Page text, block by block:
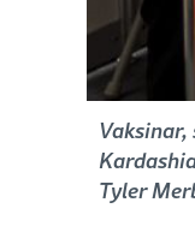
Tyler